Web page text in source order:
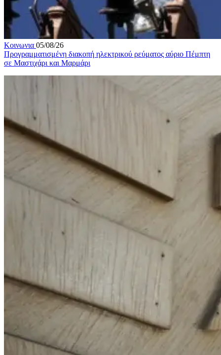
Κοινωνια 05/08/26
Προγραμματισμένη διακοπή ηλεκτρικού ρεύματος αύριο Πέμπτη
σε Μαστιχάρι και Μαρμάρι